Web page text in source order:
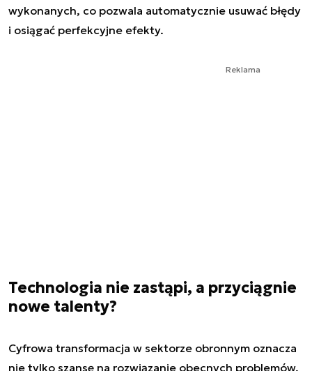
wykonanych, co pozwala automatycznie usuwać błędy
i osiągać perfekcyjne efekty.
Reklama
Technologia nie zastąpi, a przyciągnie
nowe talenty?
Cyfrowa transformacja w sektorze obronnym oznacza
nie tylko szansę na rozwiązanie obecnych problemów,